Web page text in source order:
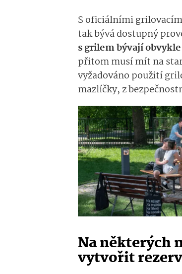
S oficiálními
tak bývá dostupný
s grilem bývají
přitom musí mít na
vyžadováno použití
mazlíčky, z
Na některých
vytvořit